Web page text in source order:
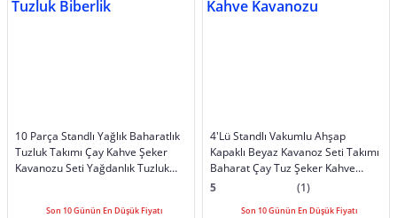
10 Parça Standlı Yağlık Baharatlık
Tuzluk Takımı Çay Kahve Şeker
Kavanozu Seti Yağdanlık Tuzluk
Son 10 Günün En Düşük Fiyatı
4'Lü Standlı Vakumlu Ahşap
Kapaklı Beyaz Kavanoz Seti Takımı
Baharat Çay Tuz Şeker Kahve
Kavanozu
5 (1)
Son 10 Günün En Düşük Fiyatı